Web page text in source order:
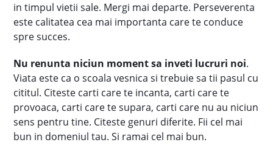
in timpul vietii sale. Mergi mai departe. Perseverenta
este calitatea cea mai importanta care te conduce
spre succes.
Nu renunta niciun moment sa inveti lucruri noi.
Viata este ca o scoala vesnica si trebuie sa tii pasul cu
cititul. Citeste carti care te incanta, carti care te
provoaca, carti care te supara, carti care nu au niciun
sens pentru tine. Citeste genuri diferite. Fii cel mai
bun in domeniul tau. Si ramai cel mai bun.